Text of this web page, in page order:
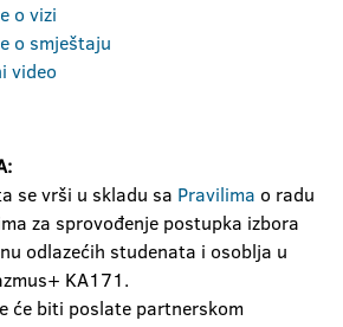
o vizi
o smještaju
video
se vrši u skladu sa Pravilima o radu
za sprovođenje postupka izbora
odlazećih studenata i osoblja u
KA171.
će biti poslate partnerskom